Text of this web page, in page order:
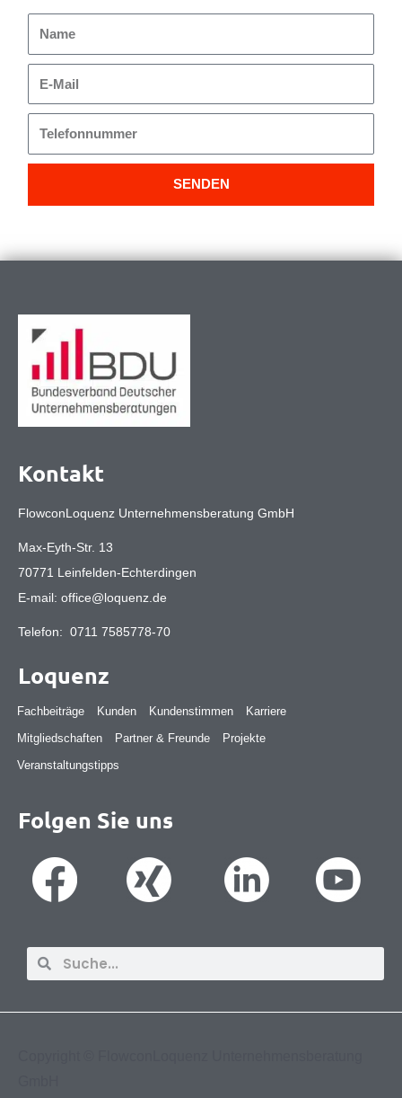
Mail
SENDEN
Kontakt
FlowconLoquenz Unternehmensberatung GmbH
Max-Eyth-Str. 13
70771 Leinfelden-Echterdingen
E-mail: office@loquenz.de
Telefon: 0711 7585778-70
Loquenz
Fachbeiträge Kunden Kundenstimmen
Karriere
Mitgliedschaften
Partner & Freunde
Projekte
Veranstaltungstipps
Folgen Sie uns